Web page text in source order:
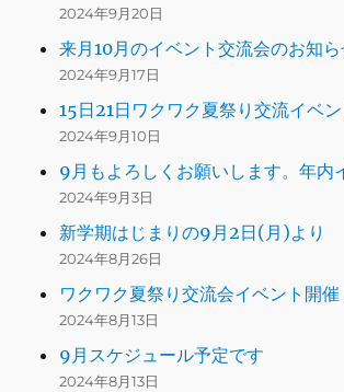
2024年9月20日
来月10月のイベント交流会のお知
2024年9月17日
15日21日ワクワク夏祭り交流イベ
2024年9月10日
9月もよろしくお願いします。年内
2024年9月3日
新学期はじまりの9月2日(月)より
2024年8月26日
ワクワク夏祭り交流会イベント開催
2024年8月13日
9月スケジュール予定です
2024年8月13日